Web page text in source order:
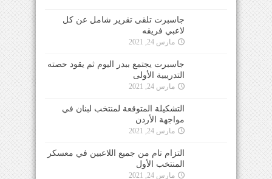
جاسبرت تلقى تقرير شامل عن كل
لاعبي فريقه
مارس 24, 2021
جاسبرت يجتمع ببدر اليوم ثم يقود حصته
التدريبية الأولى
مارس 24, 2021
التشكيلة المتوقعة لمنتخب لبنان في
مواجهة الأردن
مارس 24, 2021
التزام تام من جميع اللاعبين في معسكر
المنتخب الأول
مارس 24, 2021